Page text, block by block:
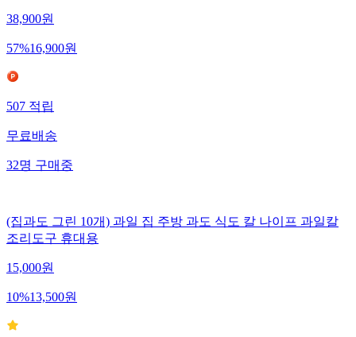
38,900원
57%16,900원
507적립
무료배송
32명구매중
(집과도 그린 10개) 과일 집 주방 과도 식도 칼 나이프 과일칼
조리도구 휴대용
15,000원
10%13,500원